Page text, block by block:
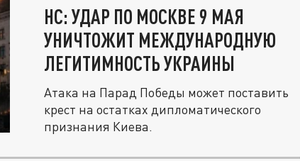
HC: УДАР ПО МОСКВЕ 9 МАЯ
УНИЧТОЖИТ МЕЖДУНАРОДНУЮ
ЛЕГИТИМНОСТЬ УКРАИНЫ
Атака на Парад Победы может поставить
крест на остатках дипломатического
признания Киева.